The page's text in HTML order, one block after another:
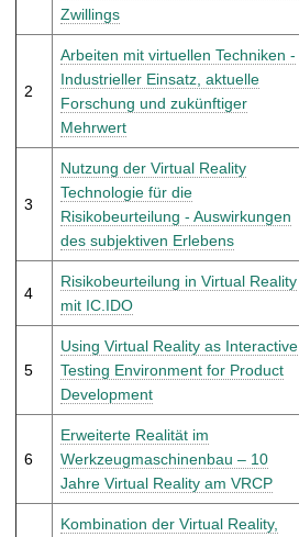
Zwillings
2
Arbeiten mit virtuellen Techniken -
Industrieller Einsatz, aktuelle
Forschung und zukünftiger
Mehrwert
3
Nutzung der Virtual Reality
Technologie für die
Risikobeurteilung - Auswirkungen
des subjektiven Erlebens
4
Risikobeurteilung in Virtual Reality
mit IC.IDO
5
Using Virtual Reality as Interactive
Testing Environment for Product
Development
6
Erweiterte Realität im
Werkzeugmaschinenbau – 10
Jahre Virtual Reality am VRCP
Kombination der Virtual Reality,